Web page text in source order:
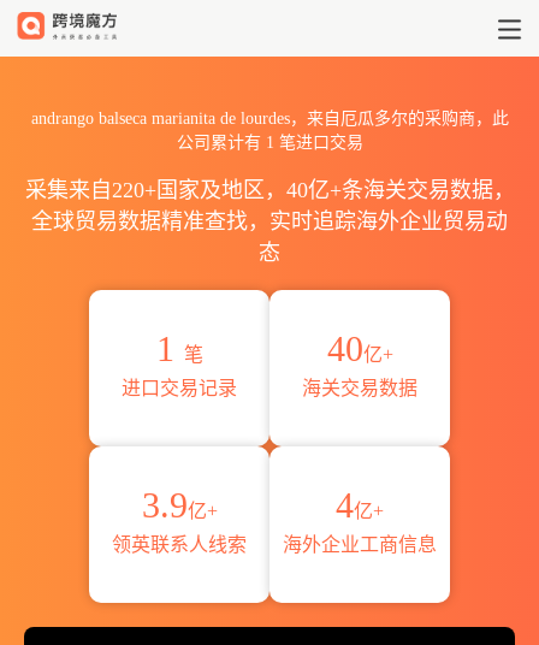
andrango balseca marianita de lourdes，来自厄瓜多尔的采购商，此
公司累计有 1 笔进口交易
采集来自220+国家及地区，40亿+条海关交易数据，
全球贸易数据精准查找，实时追踪海外企业贸易动
态
1
笔
进口交易记录
40亿+
海关交易数据
3.9亿+
领英联系人线索
4亿+
海外企业工商信息